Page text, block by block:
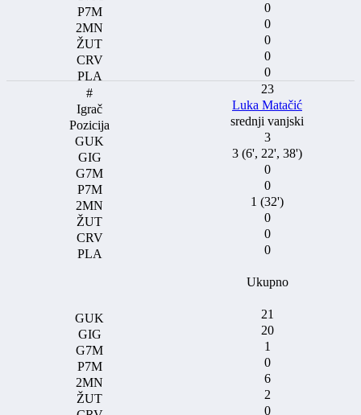
0
0
0
0
0
23
Luka Matačić
srednji vanjski
3
3 (6', 22', 38')
0
0
1 (32')
0
0
0
Ukupno
21
20
1
0
6
2
0